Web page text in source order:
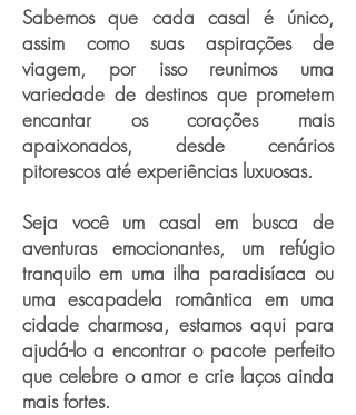
Sabemos que cada casal é único,
assim como suas aspirações de
viagem, por isso reunimos uma
variedade de destinos que prometem
encantar os corações mais
apaixonados, desde cenários
pitorescos até experiências luxuosas.
Seja você um casal em busca de
aventuras emocionantes, um refúgio
tranquilo em uma ilha paradisíaca ou
uma escapadela romântica em uma
cidade charmosa, estamos aqui para
ajudá-lo a encontrar o pacote perfeito
que celebre o amor e crie laços ainda
mais fortes.